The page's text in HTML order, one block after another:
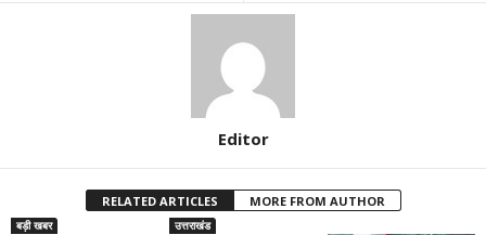
Editor
RELATED ARTICLES MORE FROM AUTHOR
बड़ी खबर उत्तराखंड